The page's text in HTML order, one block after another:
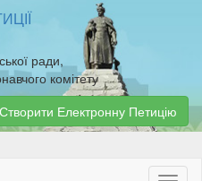
ради,
комітету
Створити Електронну Петицію